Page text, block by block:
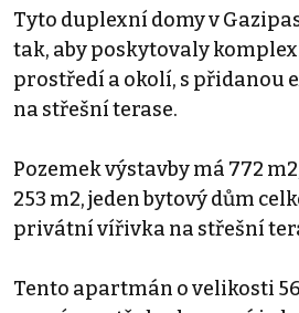
Tyto duplexní domy v
tak, aby poskytovaly
prostředí a okolí, s přidanou
na střešní terase.
Pozemek výstavby má 772
253 m2, jeden bytový dům
privátní vířivka na střešní
Tento apartmán o velikosti